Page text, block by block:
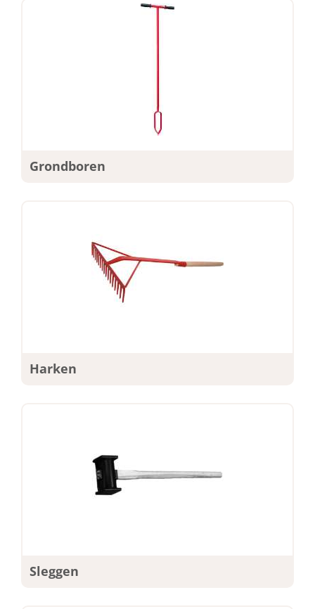
Grondboren
Harken
Sleggen